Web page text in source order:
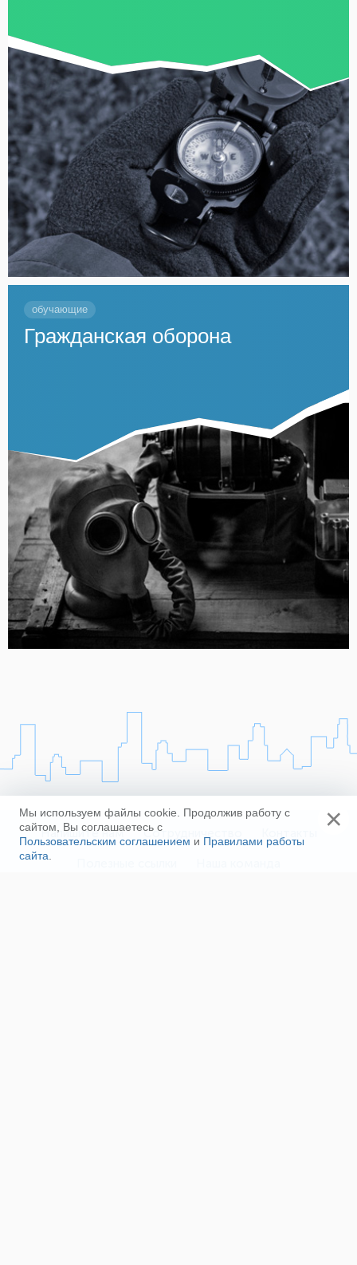
обучающие
Гражданская оборона
Напишите нам Сотрудничество
Мы используем файлы cookie. Продолжив работу с
сайтом, Вы соглашаетесь с
Пользовательским соглашением и Правилами работы
сайта
×